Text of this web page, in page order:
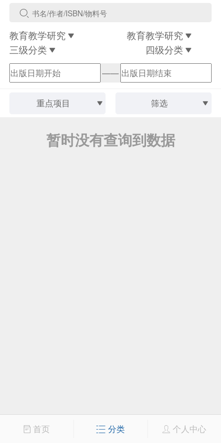
教育教学研究
教育教学研究
三级分类
四级分类
——
重点项目 筛选
暂时没有查询到数据
首页 分类 个人中心